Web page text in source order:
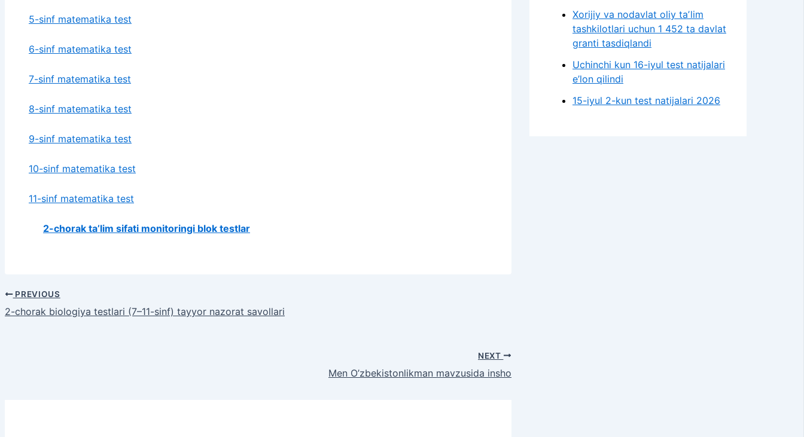
5-sinf matematika test
6-sinf matematika test
7-sinf matematika test
8-sinf matematika test
9-sinf matematika test
10-sinf matematika test
11-sinf matematika test
2-chorak ta’lim sifati monitoringi blok testlar
PREVIOUS
2-chorak biologiya testlari (7–11-sinf) tayyor nazorat savollari
NEXT
Men O’zbekistonlikman mavzusida insho
Xorijiy va nodavlat oliy taʼlim
tashkilotlari uchun 1 452 ta davlat
granti tasdiqlandi
Uchinchi kun 16-iyul test natijalari
e’lon qilindi
15-iyul 2-kun test natijalari 2026